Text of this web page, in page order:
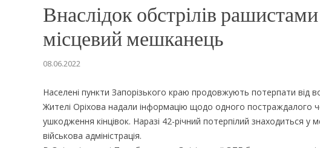
Внаслідок обстрілів
місцевий мешканець
08.06.2022
Населені пункти Запорізького краю продовжують потерпати від
Жителі Оріхова надали інформацію щодо одного постраждалого
ушкодження кінцівок. Наразі 42-річний потерпілий знаходиться
військова адміністрація.